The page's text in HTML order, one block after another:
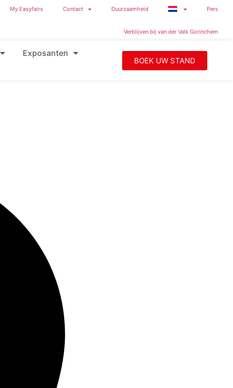
My Easyfairs Contact Duurzaamheid Pers
Verblijven bij van der Valk Gorinchem
Exposanten
BOEK UW STAND